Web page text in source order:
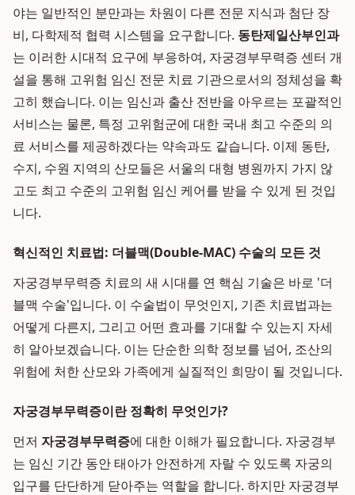
야는 일반적인 분만과는 차원이 다른 전문 지식과 첨단 장
비, 다학제적 협력 시스템을 요구합니다. 동탄제일산부인과
는 이러한 시대적 요구에 부응하여, 자궁경부무력증 센터 개
설을 통해 고위험 임신 전문 치료 기관으로서의 정체성을 확
고히 했습니다. 이는 임신과 출산 전반을 아우르는 포괄적인
서비스는 물론, 특정 고위험군에 대한 국내 최고 수준의 의
료 서비스를 제공하겠다는 약속과도 같습니다. 이제 동탄,
수지, 수원 지역의 산모들은 서울의 대형 병원까지 가지 않
고도 최고 수준의 고위험 임신 케어를 받을 수 있게 된 것입
니다.
혁신적인 치료법: 더블맥(Double-MAC) 수술의 모든 것
자궁경부무력증 치료의 새 시대를 연 핵심 기술은 바로 '더
블맥 수술'입니다. 이 수술법이 무엇인지, 기존 치료법과는
어떻게 다른지, 그리고 어떤 효과를 기대할 수 있는지 자세
히 알아보겠습니다. 이는 단순한 의학 정보를 넘어, 조산의
위험에 처한 산모와 가족에게 실질적인 희망이 될 것입니다.
자궁경부무력증이란 정확히 무엇인가?
먼저 자궁경부무력증에 대한 이해가 필요합니다. 자궁경부
는 임신 기간 동안 태아가 안전하게 자랄 수 있도록 자궁의
입구를 단단하게 닫아주는 역할을 합니다. 하지만 자궁경부